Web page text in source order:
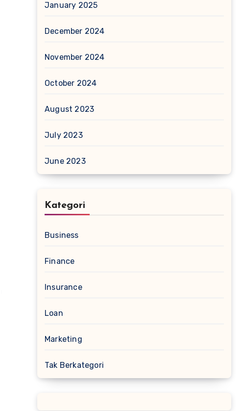
January 2025
December 2024
November 2024
October 2024
August 2023
July 2023
June 2023
Kategori
Business
Finance
Insurance
Loan
Marketing
Tak Berkategori